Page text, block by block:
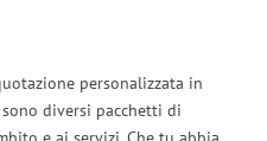
personalizzata in
diversi pacchetti di